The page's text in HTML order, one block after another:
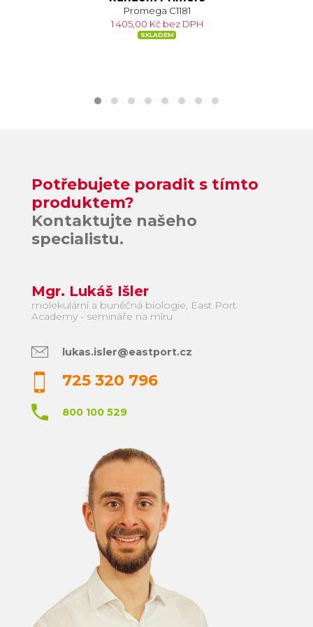
Promega C1181
1 405,00 Kč bez DPH
SKLADEM
Potřebujete poradit s tímto
produktem?
Kontaktujte našeho
specialistu.
Mgr. Lukáš Išler
molekulární a buněčná biologie, East Port
Academy - semináře na míru
lukas.isler@eastport.cz
725 320 796
800 100 529